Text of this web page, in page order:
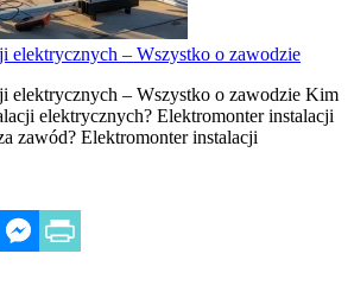
elektrycznych – Wszystko o zawodzie
elektrycznych – Wszystko o zawodzie Kim
elektrycznych? Elektromonter instalacji
zawód? Elektromonter instalacji